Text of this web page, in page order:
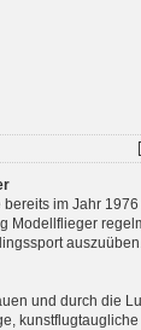
im Jahr
Modellflieger
und durch die
kunstflugtaugliche